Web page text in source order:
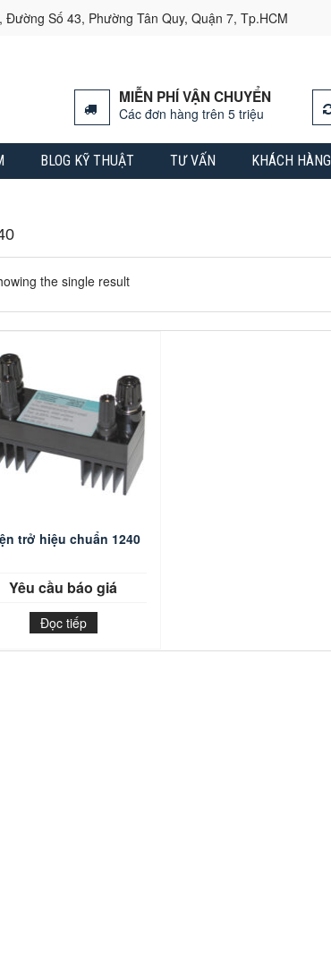
Số 43, Phường Tân Quy, Quận 7, Tp.HCM
MIỄN PHÍ VẬN CHUYỂN
Các đơn hàng trên 5 triệu
BLOG KỸ THUẬT TƯ VẤN KHÁCH HÀNG
the single result
trở hiệu chuẩn 1240
Yêu cầu báo giá
Đọc tiếp